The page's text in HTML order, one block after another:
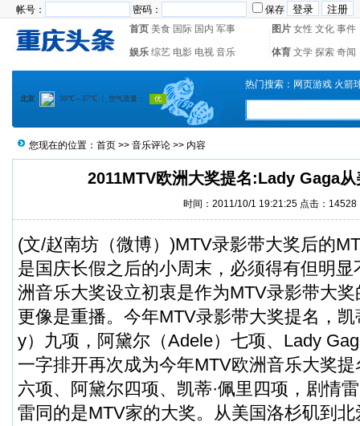
帐号： 密码：
保存
首页 美食 国际 国内 军事 图片 女性 文化 事件
娱乐 综艺 电影 电视 音乐 体育 文学 探索 奇闻
热门搜索： 网页游戏 火箭
您现在的位置： 首页 >> 音乐评论 >> 内容
2011MTV欧洲大奖提名:Lady Gaga
时间：2011/10/1 19:21:25 点击：14528
(文/赵南坊（微博）)MTV录影带大奖后的
是国庆长假之后的小周末，必须得有但明
洲音乐大奖设立初衷是作为MTV录影带大
更像是重播。今年MTV录影带大奖提名，凯
y）九项，阿黛尔（Adele）七项、Lady
一字排开再次成为今年MTV欧洲音乐大奖
六项、阿黛尔四项、凯蒂·佩里四项，剧情
雷同的是MTV家的大奖。从美国洛杉矶到